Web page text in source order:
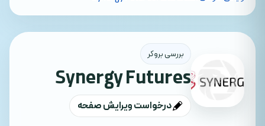
بررسی بروکر
Synergy Futures
درخواست ویرایش صفحه